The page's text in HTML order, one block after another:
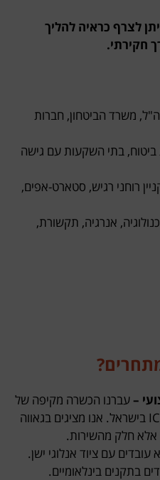
לצרף כראיה להליך
חקירתי.
משרד הביטחון, חברות
ביטוח, בתי השקעות עם גישה
רוחני רגיש, סטארט-אפים,
אנרגיה, תקשורת,
–עברנו הכשרה מקיפה של
420+ שעות ומוסמכים על ידי ICPA בישראל. אנו מציגים בגאווה
חלק מהשירות.
עובדים עם ציוד אנלוגי ישן.
בתקנים בינלאומיים.